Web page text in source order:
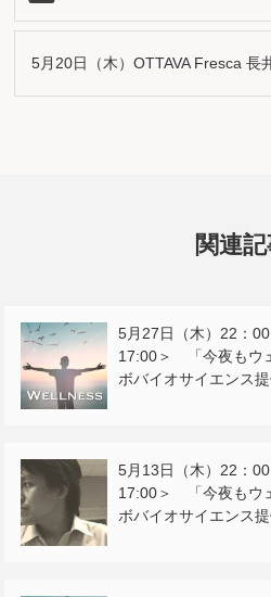
5月20日（木）OTTAVA Fresca 長
関連
5月27日（木）22：
17:00＞ 「今夜もウ
ボバイオサイエンス提
5月13日（木）22：
17:00＞ 「今夜もウ
ボバイオサイエンス提